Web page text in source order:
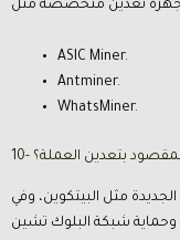
ASIC Miner.
Antminer.
WhatsMiner.
المقصود بتعدين العملة؟
مثل البيتكوين، وفي
وحماية شبكة البلوك تشين